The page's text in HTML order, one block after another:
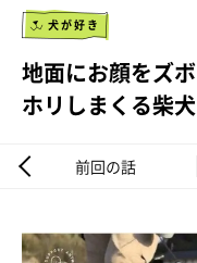
犬が好き
地面にお顔をズ
ホリしまくる柴犬
前回の話